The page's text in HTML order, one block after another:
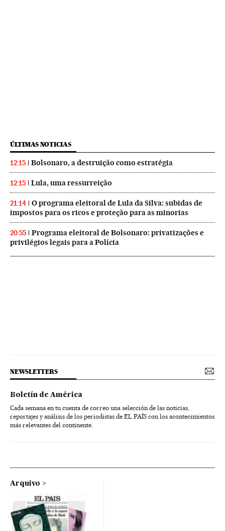
ÚLTIMAS NOTICIAS
12:15 Bolsonaro, a destruição como estratégia
12:15 Lula, uma ressurreição
21:14
O programa eleitoral de Lula da Silva: subidas de
impostos para os ricos e proteção para as minorias
20:55
Programa eleitoral de Bolsonaro: privatizações e
privilégios legais para a Polícia
NEWSLETTERS
Boletín de América
Cada semana en tu cuenta de correo una selección de las noticias,
reportajes y análisis de los periodistas de EL PAÍS con los acontecimientos
más relevantes del continente.
Arquivo